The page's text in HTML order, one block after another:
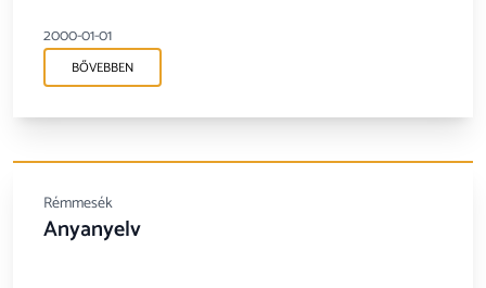
2000-01-01
BŐVEBBEN
Rémmesék
Anyanyelv